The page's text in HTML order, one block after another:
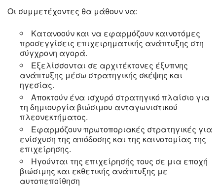
Οι συμμετέχοντες θα μάθουν να:
Κατανοούν και να εφαρμόζουν καινοτόμες
προσεγγίσεις επιχειρηματικής ανάπτυξης στη
σύγχρονη αγορά.
Εξελίσσονται σε αρχιτέκτονες έξυπνης
ανάπτυξης μέσω στρατηγικής σκέψης και
ηγεσίας.
Αποκτούν ένα ισχυρό στρατηγικό πλαίσιο για
τη δημιουργία βιώσιμου ανταγωνιστικού
πλεονεκτήματος.
Εφαρμόζουν πρωτοποριακές στρατηγικές για
ενίσχυση της απόδοσης και της καινοτομίας της
επιχείρησης.
Ηγούνται της επιχείρησής τους σε μια εποχή
βιώσιμης και εκθετικής ανάπτυξης με
αυτοπεποίθηση